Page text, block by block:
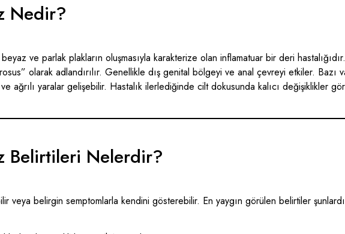
Nedir?
ve parlak plakların oluşmasıyla karakterize olan inflamatuar bir deri
olarak adlandırılır. Genellikle dış genital bölgeyi ve anal çevreyi etkiler. Bazı
ağrılı yaralar gelişebilir. Hastalık ilerlediğinde cilt dokusunda kalıcı değişiklikler
Belirtileri Nelerdir?
veya belirgin semptomlarla kendini gösterebilir. En yaygın görülen belirtiler